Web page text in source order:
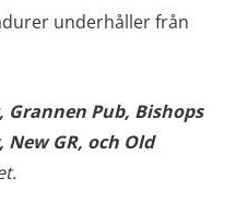
underhåller från
Grannen Pub, Bishops
GR, och Old